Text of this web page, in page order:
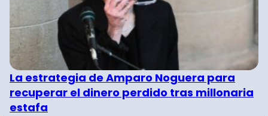
La estrategia de Amparo Noguera para
recuperar el dinero perdido tras millonaria
estafa